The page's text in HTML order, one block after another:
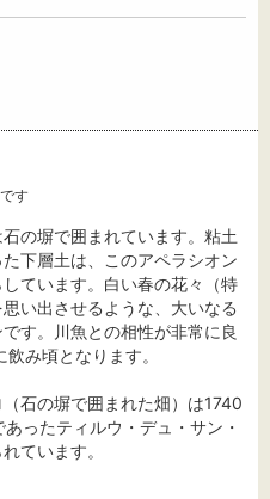
す
の塀で囲まれています。粘土
下層土は、このアペラシオン
ています。白い春の花々（特
い出させるような、大いなる
す。川魚との相性が非常に良
み頃となります。
石の塀で囲まれた畑）は1740
ったティルウ・デュ・サン・
ています。